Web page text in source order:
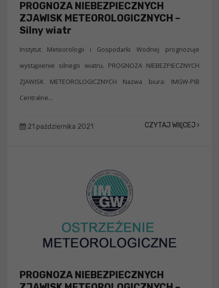
PROGNOZA NIEBEZPIECZNYCH
ZJAWISK METEOROLOGICZNYCH –
Silny wiatr
Instytut Meteorologii i Gospodarki Wodnej prognozuje
wystąpienie silnego wiatru. PROGNOZA NIEBEZPIECZNYCH
ZJAWISK METEOROLOGICZNYCH Nazwa biura: IMGW-PIB
Centralne...
21 października 2021 CZYTAJ WIĘCEJ
PROGNOZA NIEBEZPIECZNYCH